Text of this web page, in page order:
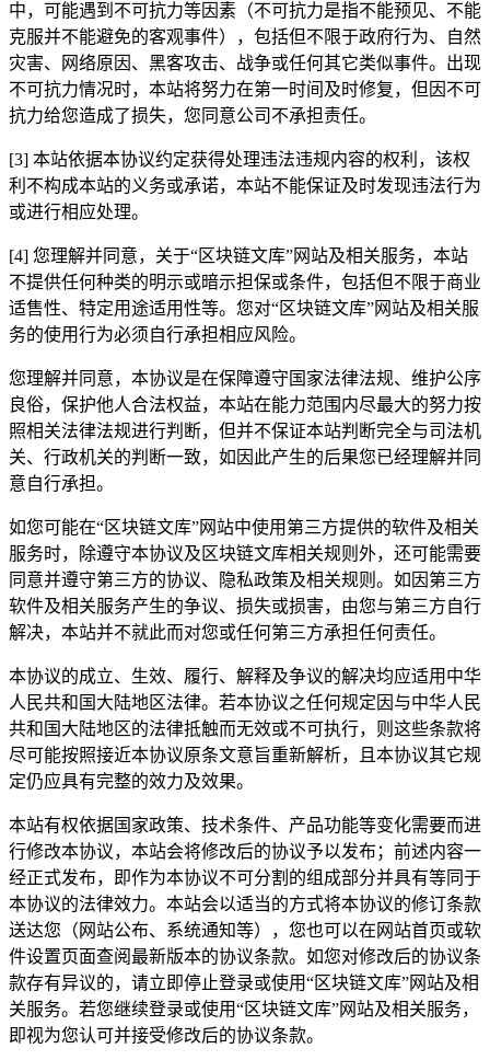
中，可能遇到不可抗力等因素（不可抗力是指不能预见、不能
克服并不能避免的客观事件），包括但不限于政府行为、自然
灾害、网络原因、黑客攻击、战争或任何其它类似事件。出现
不可抗力情况时，本站将努力在第一时间及时修复，但因不可
抗力给您造成了损失，您同意公司不承担责任。
[3] 本站依据本协议约定获得处理违法违规内容的权利，该权
利不构成本站的义务或承诺，本站不能保证及时发现违法行为
或进行相应处理。
[4] 您理解并同意，关于“区块链文库”网站及相关服务，本站
不提供任何种类的明示或暗示担保或条件，包括但不限于商业
适售性、特定用途适用性等。您对“区块链文库”网站及相关服
务的使用行为必须自行承担相应风险。
您理解并同意，本协议是在保障遵守国家法律法规、维护公序
良俗，保护他人合法权益，本站在能力范围内尽最大的努力按
照相关法律法规进行判断，但并不保证本站判断完全与司法机
关、行政机关的判断一致，如因此产生的后果您已经理解并同
意自行承担。
如您可能在“区块链文库”网站中使用第三方提供的软件及相关
服务时，除遵守本协议及区块链文库相关规则外，还可能需要
同意并遵守第三方的协议、隐私政策及相关规则。如因第三方
软件及相关服务产生的争议、损失或损害，由您与第三方自行
解决，本站并不就此而对您或任何第三方承担任何责任。
本协议的成立、生效、履行、解释及争议的解决均应适用中华
人民共和国大陆地区法律。若本协议之任何规定因与中华人民
共和国大陆地区的法律抵触而无效或不可执行，则这些条款将
尽可能按照接近本协议原条文意旨重新解析，且本协议其它规
定仍应具有完整的效力及效果。
本站有权依据国家政策、技术条件、产品功能等变化需要而进
行修改本协议，本站会将修改后的协议予以发布；前述内容一
经正式发布，即作为本协议不可分割的组成部分并具有等同于
本协议的法律效力。本站会以适当的方式将本协议的修订条款
送达您（网站公布、系统通知等），您也可以在网站首页或软
件设置页面查阅最新版本的协议条款。如您对修改后的协议条
款存有异议的，请立即停止登录或使用“区块链文库”网站及相
关服务。若您继续登录或使用“区块链文库”网站及相关服务，
即视为您认可并接受修改后的协议条款。